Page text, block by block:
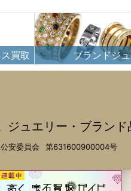
買取 ブランドジ
ジュエリー・ブラン
安委員会 第631600900004号